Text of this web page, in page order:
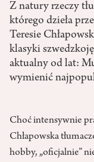
Z natury rzeczy
którego dzieła
Teresie
klasyki
aktualny od lat:
wymienić
Choć intensywnie
Chłapowska
hobby, „oficjalnie”